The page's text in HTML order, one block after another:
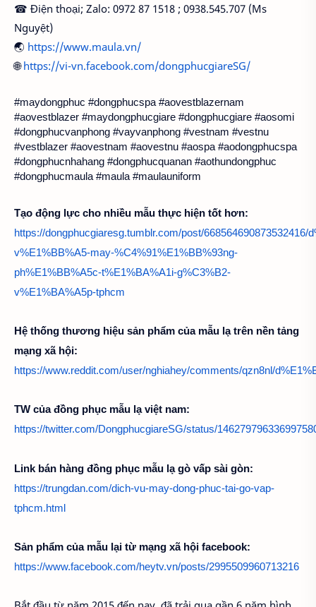
☎ Điện thoại; Zalo: 0972 87 1518 ; 0938.545.707 (Ms
Nguyệt)
🌏 https://www.maula.vn/
🌐https://vi-vn.facebook.com/dongphucgiareSG/
#maydongphuc #dongphucspa #aovestblazernam
#aovestblazer #maydongphucgiare #dongphucgiare #aosomi
#dongphucvanphong #vayvanphong #vestnam #vestnu
#vestblazer #aovestnam #aovestnu #aospa #aodongphucspa
#dongphucnhahang #dongphucquanan #aothundongphuc
#dongphucmaula #maula #maulauniform
T
https://dongphucgiaresg.tumblr.com/post/668564690873532416/
v%E1%BB%A5-may-%C4%91%E1%BB%93ng-
ph%E1%BB%A5c-t%E1%BA%A1i-g%C3%B2-
v%E1%BA%A5p-tphcm
Hệ thống thương hiệu sản phẩm của mẫu lạ trên nền tảng
https://www.reddit.com/user/nghiahey/comments/qzn8nl/
TW của đồng phục mẫu lạ việt nam:
https://twitter.com/DongphucgiareSG/status/
Link b
https://trungdan.com/dich-vu-may-dong-phuc-tai-go-vap-
tphcm.html
S
https://www.facebook.com/heytv.vn/posts/2995509960713216